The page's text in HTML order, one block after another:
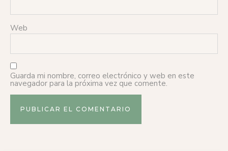
Web
Guarda mi nombre, correo electrónico y web en este
navegador para la próxima vez que comente.